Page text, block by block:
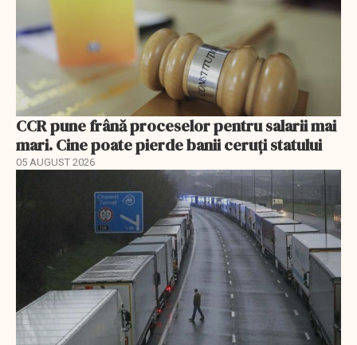
CCR pune frână proceselor pentru salarii mai
mari. Cine poate pierde banii ceruți statului
05 AUGUST 2026